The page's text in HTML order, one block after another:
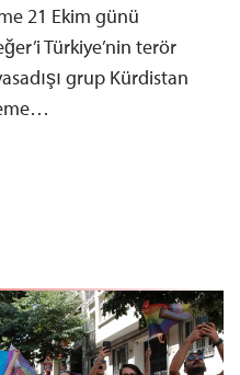
21 Ekim günü
Türkiye’nin terör
grup Kürdistan